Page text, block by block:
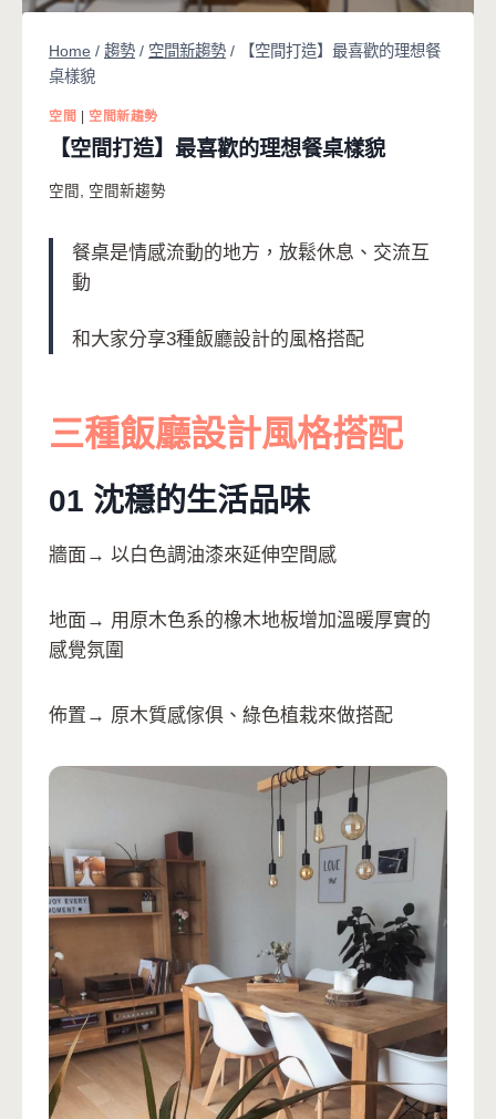
Home / 趨勢 / 空間新趨勢 /
【空間打造】最喜歡的理想餐
桌樣貌
空間 | 空間新趨勢
【空間打造】最喜歡的理想餐桌樣貌
空間 , 空間新趨勢
餐桌是情感流動的地方，放鬆休息、交流互
動
和大家分享3種飯廳設計的風格搭配
三種飯廳設計風格搭配
01 沈穩的生活品味
牆面→ 以白色調油漆來延伸空間感
地面→ 用原木色系的橡木地板增加溫暖厚實的
感覺氛圍
佈置→ 原木質感傢俱、綠色植栽來做搭配